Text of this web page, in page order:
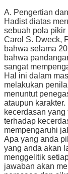
A. Pengertian
Hadist diatas
sebuah pola pikir
Carol S. Dweck,
bahwa selama
bahwa
sangat
Hal ini dalam
melakukan
menuntut
ataupun
kecerdasan
terhadap
mempengaruhi
Apa yang anda
yang anda akan
menggelitik
jawaban akan